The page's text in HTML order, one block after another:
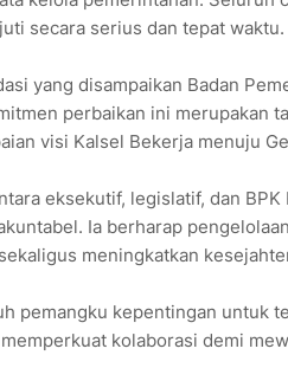
secara serius dan tepat waktu.
yang disampaikan Badan
perbaikan ini merupakan
visi Kalsel Bekerja menuju
eksekutif, legislatif, dan
Ia berharap
meningkatkan
pemangku kepentingan untuk
kolaborasi demi